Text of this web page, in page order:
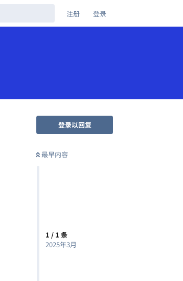
注册 登录
登录以回复
最早内容
1 / 1 条
2025年3月